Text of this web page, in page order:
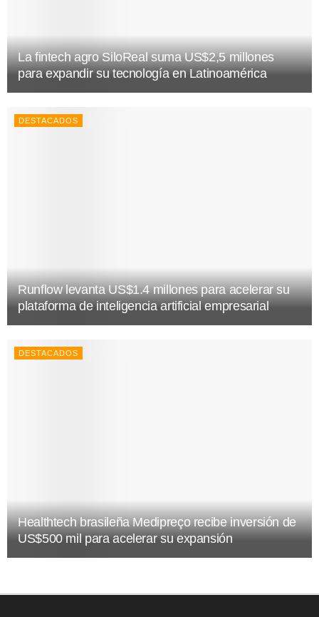
La fintech agro SiloReal suma US$2,5 millones
para expandir su tecnología en Latinoamérica
DESTACADOS
Runflow levanta US$1.4 millones para acelerar su
plataforma de inteligencia artificial empresarial
DESTACADOS
Healthtech brasileña Medipreço recibe inversión de
US$500 mil para acelerar su expansión